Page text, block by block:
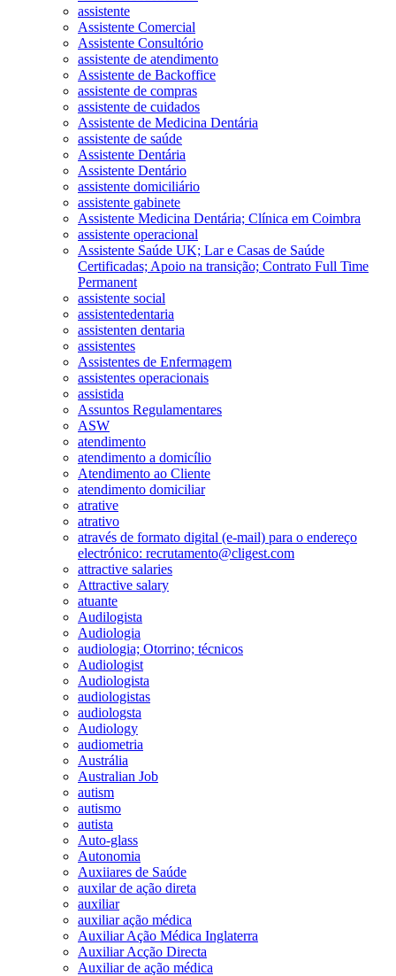
assistente
Assistente Comercial
Assistente Consultório
assistente de atendimento
Assistente de Backoffice
assistente de compras
assistente de cuidados
Assistente de Medicina Dentária
assistente de saúde
Assistente Dentária
Assistente Dentário
assistente domiciliário
assistente gabinete
Assistente Medicina Dentária; Clínica em Coimbra
assistente operacional
Assistente Saúde UK; Lar e Casas de Saúde
Certificadas; Apoio na transição; Contrato Full Time
Permanent
assistente social
assistentedentaria
assistenten dentaria
assistentes
Assistentes de Enfermagem
assistentes operacionais
assistida
Assuntos Regulamentares
ASW
atendimento
atendimento a domicílio
Atendimento ao Cliente
atendimento domiciliar
atrative
atrativo
através de formato digital (e-mail) para o endereço
electrónico: recrutamento@cligest.com
attractive salaries
Attractive salary
atuante
Audilogista
Audiologia
audiologia; Otorrino; técnicos
Audiologist
Audiologista
audiologistas
audiologsta
Audiology
audiometria
Austrália
Australian Job
autism
autismo
autista
Auto-glass
Autonomia
Auxiiares de Saúde
auxilar de ação direta
auxiliar
auxiliar ação médica
Auxiliar Ação Médica Inglaterra
Auxiliar Acção Directa
Auxiliar de ação médica